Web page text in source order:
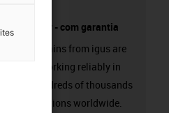
fornecedor - com garantia
Energy chains from igus are
already working reliably in
many hundreds of thousands
of applications worldwide.